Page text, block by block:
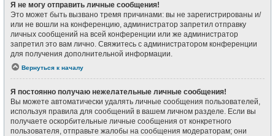
Я не могу отправить личные сообщения!
Это может быть вызвано тремя причинами: вы не зарегистрированы и/
или не вошли на конференцию, администратор запретил отправку
личных сообщений на всей конференции или же администратор
запретил это вам лично. Свяжитесь с администратором конференции
для получения дополнительной информации.
Вернуться к началу
Я постоянно получаю нежелательные личные сообщения!
Вы можете автоматически удалять личные сообщения пользователей,
используя правила для сообщений в вашем личном разделе. Если вы
получаете оскорбительные личные сообщения от конкретного
пользователя, отправьте жалобы на сообщения модераторам; они